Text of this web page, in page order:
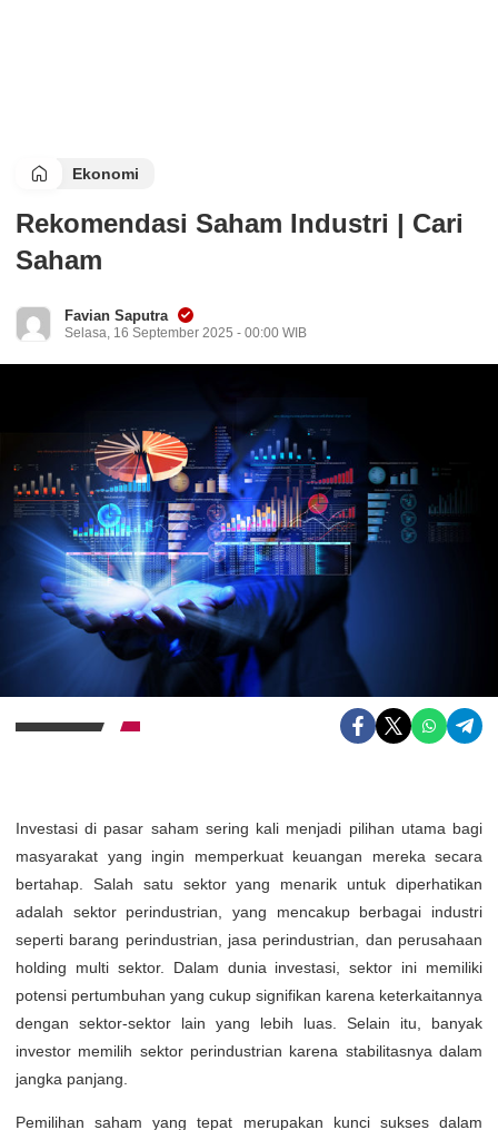
Ekonomi
Rekomendasi Saham Industri | Cari
Saham
Favian Saputra
Selasa, 16 September 2025 - 00:00 WIB
Investasi di pasar saham sering kali menjadi pilihan utama bagi
masyarakat yang ingin memperkuat keuangan mereka secara
bertahap. Salah satu sektor yang menarik untuk diperhatikan
adalah sektor perindustrian, yang mencakup berbagai industri
seperti barang perindustrian, jasa perindustrian, dan perusahaan
holding multi sektor. Dalam dunia investasi, sektor ini memiliki
potensi pertumbuhan yang cukup signifikan karena keterkaitannya
dengan sektor-sektor lain yang lebih luas. Selain itu, banyak
investor memilih sektor perindustrian karena stabilitasnya dalam
jangka panjang.
Pemilihan saham yang tepat merupakan kunci sukses dalam